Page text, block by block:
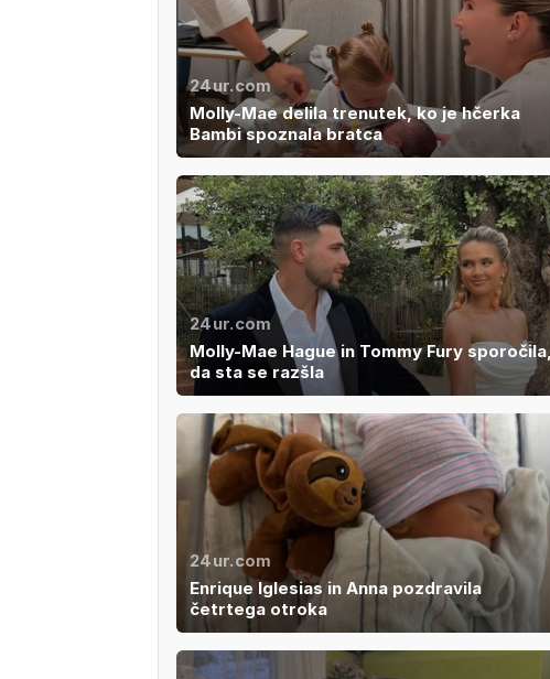
24ur.com
Molly-Mae delila trenutek, ko je hčerka
Bambi spoznala bratca
24ur.com
Molly-Mae Hague in Tommy Fury sporočila,
da sta se razšla
24ur.com
Enrique Iglesias in Anna pozdravila
četrtega otroka